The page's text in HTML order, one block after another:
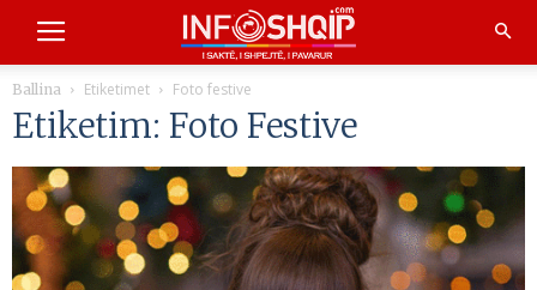
Ballina Etiketimet Foto festive
Etiketim: Foto Festive